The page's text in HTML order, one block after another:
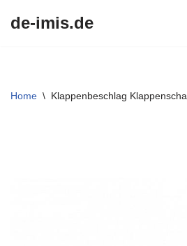
de-imis.de
Home \ Klappenbeschlag